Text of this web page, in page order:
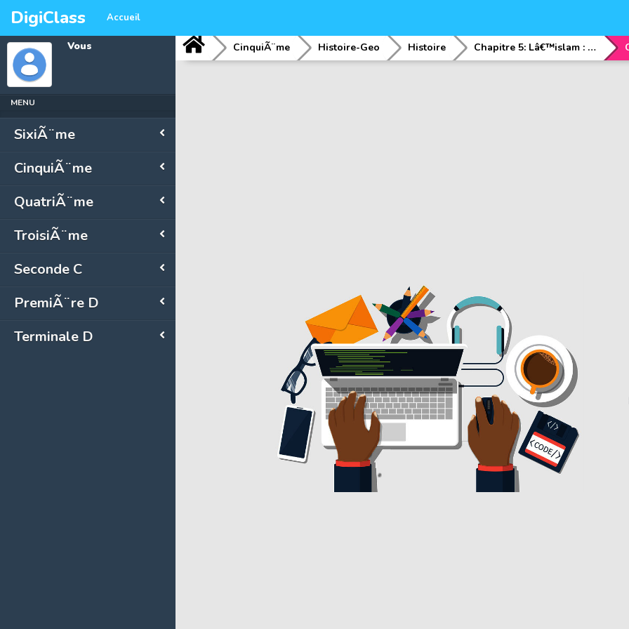
DigiClass Accueil
Vous
MENU
SixiÃ¨me
CinquiÃ¨me
QuatriÃ¨me
TroisiÃ¨me
Seconde C
PremiÃ¨re D
Terminale D
CinquiÃ¨me Histoire-Geo Histoire Chapitre 5: Lâ€™islam : sa naissance et ses fondements